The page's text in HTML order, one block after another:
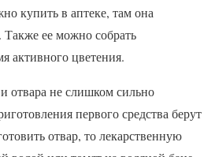
купить в аптеке, там она
Также ее можно собрать
активного цветения.
отвара не слишком сильно
первого средства берут
отвар, то лекарственную